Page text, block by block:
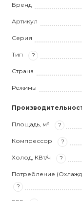
Бренд
Артикул
Серия
Тип ?
Страна
Режимы
Площадь, м² ?
Компрессор ?
Холод, КВт/ч ?
Потребление
?